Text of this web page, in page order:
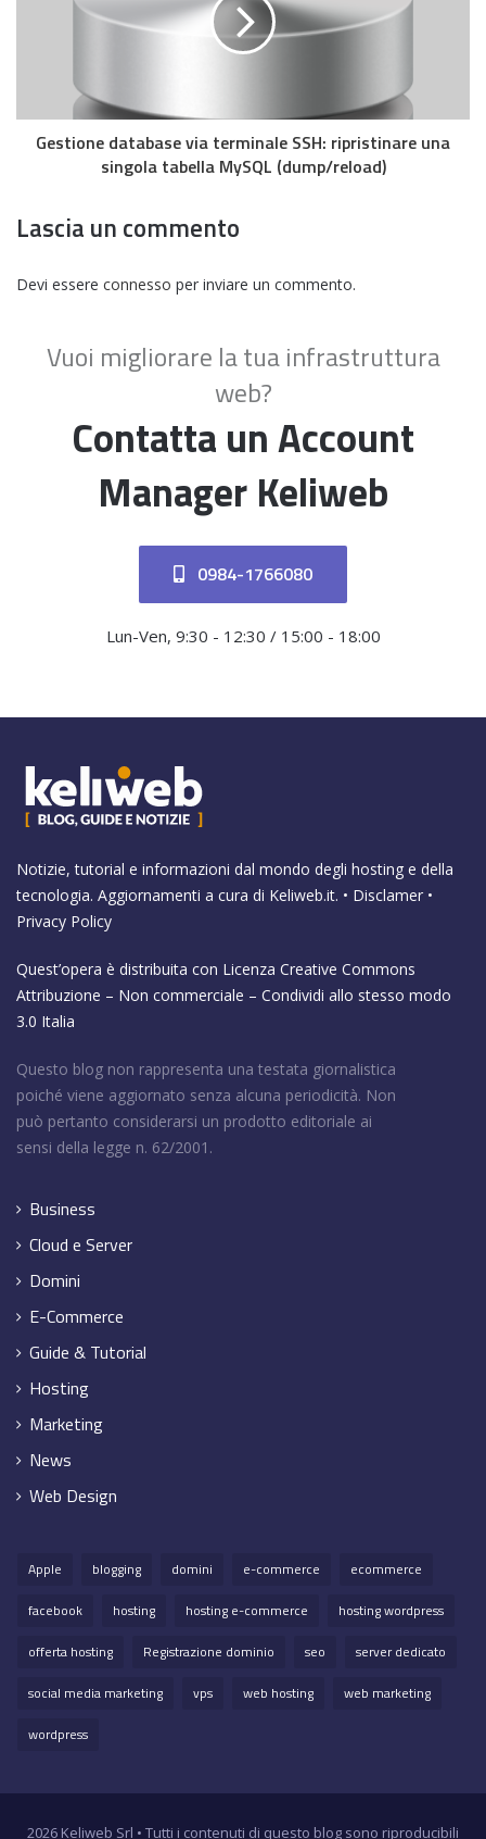
Gestione database via terminale SSH: ripristinare una
singola tabella MySQL (dump/reload)
Lascia un commento
Devi essere connesso per inviare un commento.
Vuoi migliorare la tua infrastruttura
web?
Contatta un Account
Manager Keliweb
0984-1766080
Lun-Ven, 9:30 - 12:30 / 15:00 - 18:00
Notizie, tutorial e informazioni dal mondo degli hosting e della
tecnologia. Aggiornamenti a cura di Keliweb.it. • Disclamer •
Privacy Policy
Quest’opera è distribuita con Licenza Creative Commons
Attribuzione – Non commerciale – Condividi allo stesso modo
3.0 Italia
Questo blog non rappresenta una testata giornalistica
poiché viene aggiornato senza alcuna periodicità. Non
può pertanto considerarsi un prodotto editoriale ai
sensi della legge n. 62/2001.
Business
Cloud e Server
Domini
E-Commerce
Guide & Tutorial
Hosting
Marketing
News
Web Design
Apple blogging domini e-commerce
ecommerce
facebook
hosting hosting e-commerce
hosting wordpress
offerta hosting
Registrazione dominio seo
server dedicato
social media marketing
vps web hosting
web marketing
wordpress
2026 Keliweb Srl • Tutti i contenuti di questo blog sono riproducibili